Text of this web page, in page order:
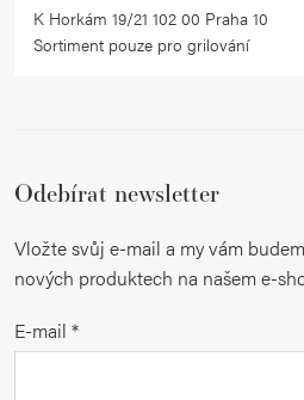
K Horkám 19/21 102 00 Praha 10
Sortiment pouze pro grilování
Odebírat newsletter
Vložte svůj e-mail a my vám
nových produktech na našem e-
E-mail